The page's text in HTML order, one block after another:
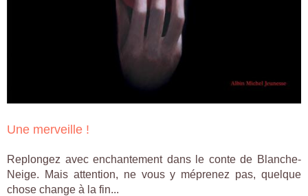
Une merveille !
Replongez avec enchantement dans le conte de Blanche-
Neige. Mais attention, ne vous y méprenez pas, quelque
chose change à la fin...